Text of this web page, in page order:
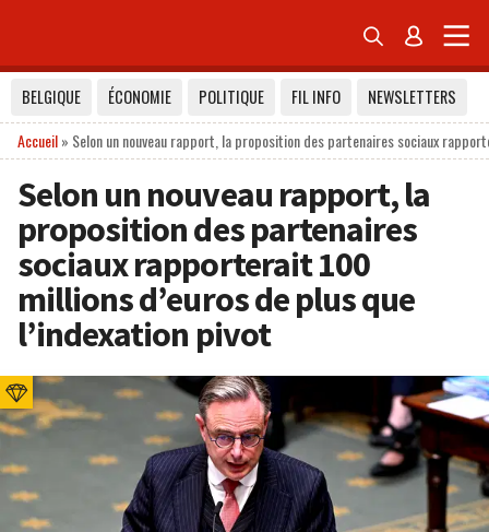
 
BELGIQUE ÉCONOMIE POLITIQUE FIL INFO
NEWSLETTERS
Accueil» Selon un nouveau rapport, la proposition des partenaires sociaux
Selon un nouveau rapport, la
proposition des partenaires
sociaux rapporterait 100
millions d’euros de plus que
l’indexation pivot